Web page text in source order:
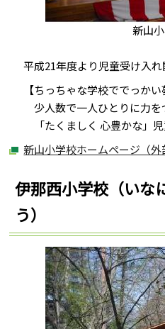
新山
平成21年度より児童受け入れ
【ちっちゃな学校ででっかい
少人数で一人ひとりに力を
「たくましく 心豊かな」児
新山小学校ホームページ（外
伊那西小学校（いな
う）